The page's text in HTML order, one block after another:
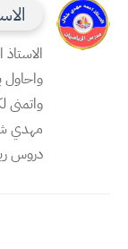
واتمنى
مهدي
دروس